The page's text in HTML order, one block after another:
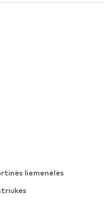
liemenėlės